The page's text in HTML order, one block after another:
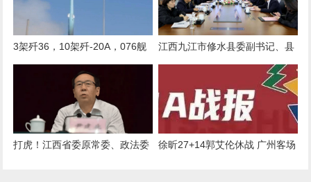
3架歼36，10架歼-20A，076舰
江西九江市修水县委副书记、县
长刘婕带队赴武汉天源集团考察
交流
打虎！江西省委原常委、政法委
徐昕27+14郭艾伦休战 广州客场